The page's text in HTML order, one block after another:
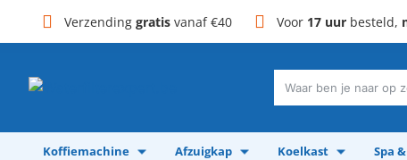
Verzending gratis vanaf €40 Voor 17 uur besteld,
Waar
je
naar
Koffiemachine Afzuigkap Koelkast Spa